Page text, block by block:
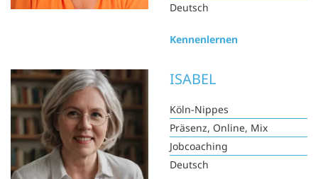
Deutsch
Kennenlernen
ISABEL
Köln-Nippes
Präsenz, Online, Mix
Jobcoaching
Deutsch